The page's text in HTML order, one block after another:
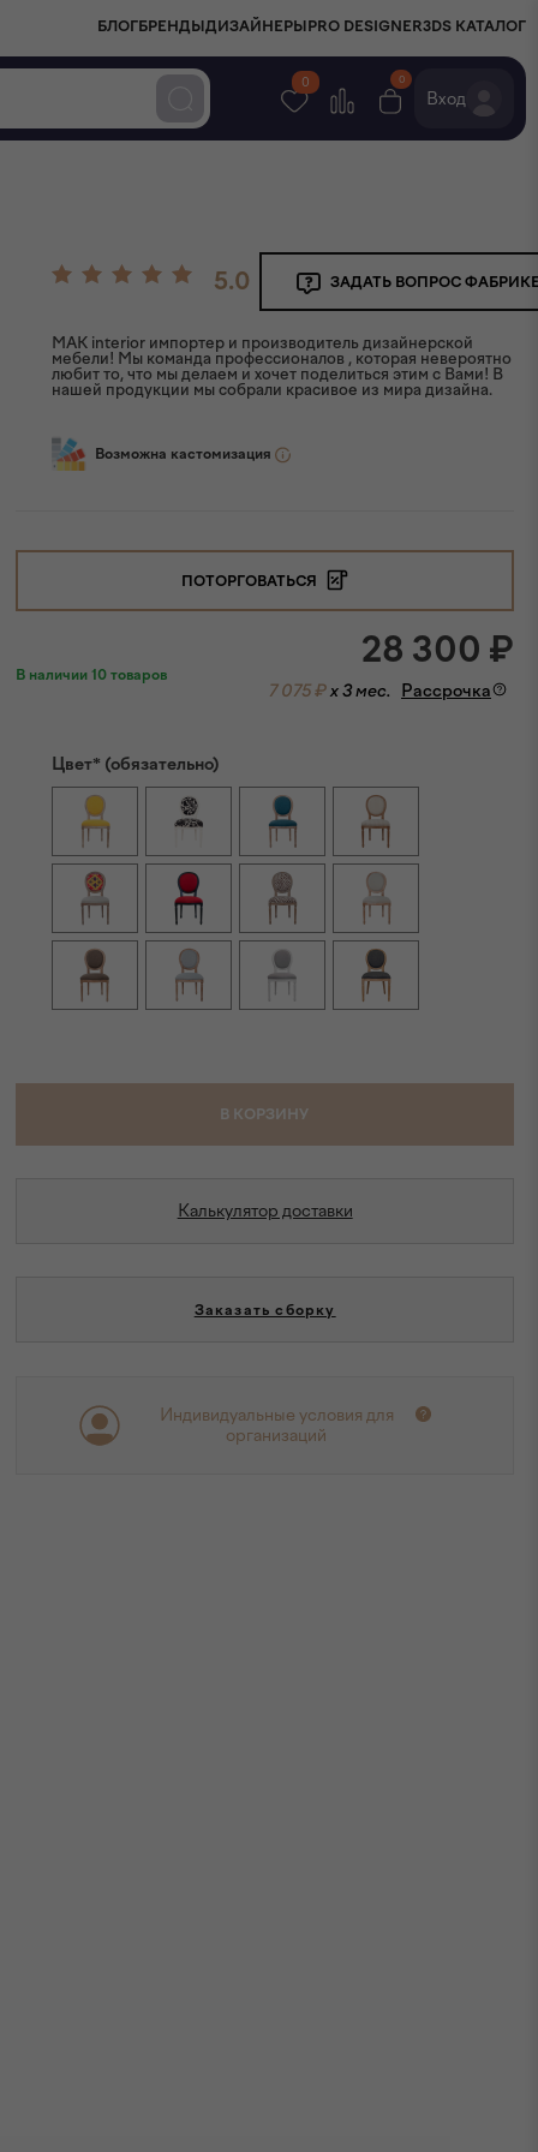
БЛОГ БРЕНДЫ ДИЗАЙНЕРЫ PRO DESIGNER3DS КАТАЛОГ
0 0
Вход
5.0 ЗАДАТЬ ВОПРОС
MAK interior импортер и производитель дизайнерской
мебели! Мы команда профессионалов , которая невероятно
любит то, что мы делаем и хочет поделиться этим с Вами! В
нашей продукции мы собрали красивое из мира дизайна.
Возможна кастомизация
ПОТОРГОВАТЬСЯ
В наличии 10 товаров
28 300 ₽
7 075 ₽x 3 мес. Рассрочка
Цвет* (обязательно)
В КОРЗИНУ
Калькулятор доставки
Заказать сборку
Индивидуальные условия для
организаций